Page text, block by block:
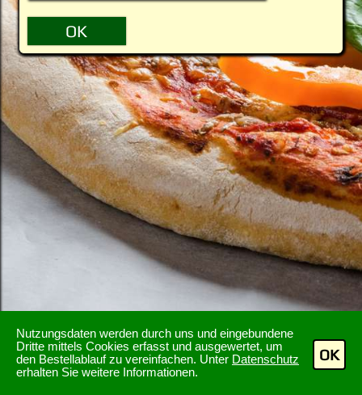
Nutzungsdaten werden durch uns und eingebundene
Dritte mittels Cookies erfasst und ausgewertet, um
den Bestellablauf zu vereinfachen. Unter Datenschutz
erhalten Sie weitere Informationen.
OK